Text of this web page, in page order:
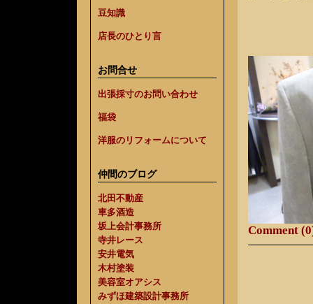
豆知識
店長のひとり言
お問合せ
出張採寸のお問い合わせ
福袋
洋服のリフォームについて
仲間のブログ
北田不動産
車多酒造
坂上会計事務所
寺井レース
安井電気
木村塗装
美容室オアシス
みずほ建築設計事務所
Comment